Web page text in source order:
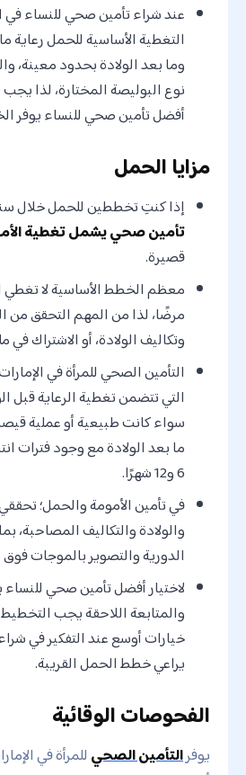
عند شراء تأمين صحي للنساء في
التغطية الأساسية للحمل رعاية
وما بعد الولادة بحدود معينة،
نوع البوليصة المختارة، لذا يجب
أفضل تأمين صحي للنساء يوفر
مزايا الحمل
إذا كنتِ تخططين للحمل خلال
تأمين صحي يشمل تغطية
قصيرة.
معظم الخطط الأساسية لا تغطي
مرضًا، لذا من المهم التحقق من
وتكاليف الولادة، أو الاشتراك
التأمين الصحي للمرأة في
التي تتضمن تغطية الرعاية قبل
سواء كانت طبيعية أو عملية
ما بعد الولادة مع وجود فترات
6 و12 شهرًا.
في تأمين الأمومة والحمل؛
والولادة والتكاليف
الدورية والتصوير بالموجات
لاختيار أفضل تأمين صحي للنساء
والمتابعة اللاحقة يجب
خيارات أوسع عند التفكير في
يراعي خطط الحمل القريبة.
الفحوصات الوقائية
يوفرالتأمين الصحي للمرأة في